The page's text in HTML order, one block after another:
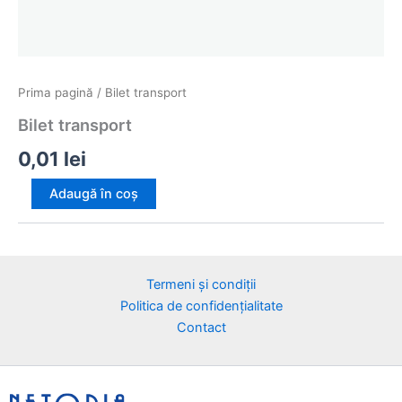
Prima pagină / Bilet transport
Bilet transport
0,01 lei
Cantitate
transport
Adaugă în coș
Termeni și condiții
Politica de confidențialitate
Contact